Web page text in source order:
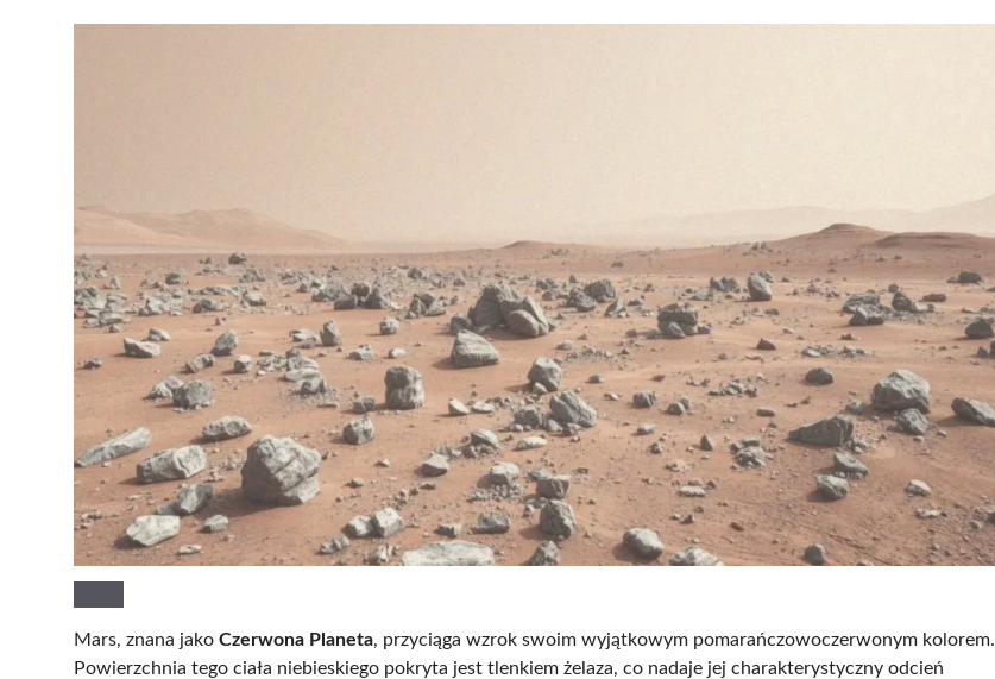
Mars, znana jako Czerwona Planeta, przyciąga wzrok swoim wyjątkowym pomarańczowoczerwonym kolorem.
Powierzchnia tego ciała niebieskiego pokryta jest tlenkiem żelaza, co nadaje jej charakterystyczny odcień